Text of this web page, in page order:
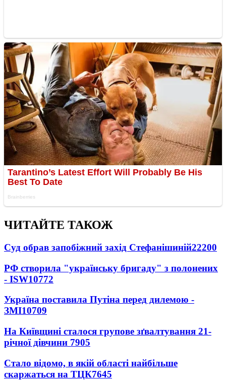
ЧИТАЙТЕ ТАКОЖ
Суд обрав запобіжний захід Стефанішиній22200
РФ створила "українську бригаду" з полонених
- ISW10772
Україна поставила Путіна перед дилемою -
ЗМІ10709
На Київщині сталося групове зґвалтування 21-
річної дівчини 7905
Стало відомо, в якій області найбільше
скаржаться на ТЦК7645